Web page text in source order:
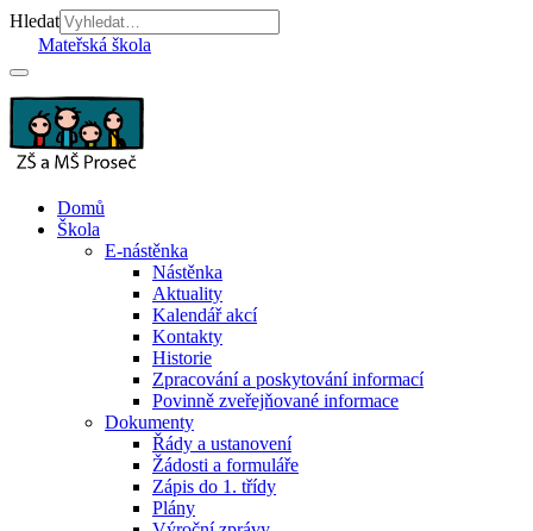
Hledat
Mateřská škola
Domů
Škola
E-nástěnka
Nástěnka
Aktuality
Kalendář akcí
Kontakty
Historie
Zpracování a poskytování informací
Povinně zveřejňované informace
Dokumenty
Řády a ustanovení
Žádosti a formuláře
Zápis do 1. třídy
Plány